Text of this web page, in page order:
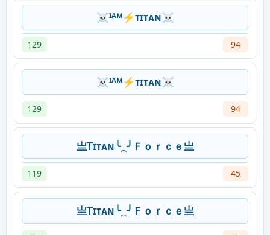
☠ᴵᴬᴹ⚡ᴛɪᴛᴀɴ☠
129 94
☠ᴵᴬᴹ⚡ᴛɪᴛᴀɴ☠
129 94
亗Ꭲɪᴛᴀɴ╰⁔╯Ｆｏｒｃｅ亗
119 45
亗Ꭲɪᴛᴀɴ╰⁔╯Ｆｏｒｃｅ亗